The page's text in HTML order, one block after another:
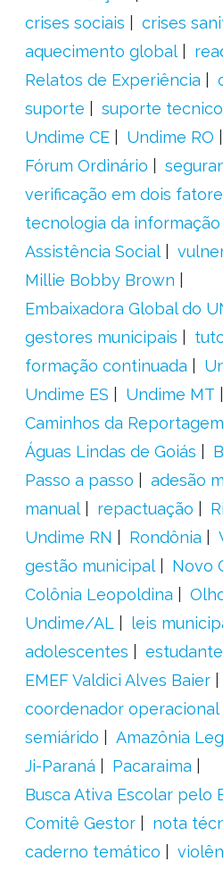
crises sociais
crises
aquecimento global
Relatos de Experiência
suporte
suporte tecnico
Undime CE
Undime RO
Fórum Ordinário
verificação em dois
tecnologia da informação
Assistência Social
Millie Bobby Brown
Embaixadora Global do
gestores municipais
formação continuada
Undime ES
Undime MT
Caminhos da Reportagem
Águas Lindas de Goiás
Passo a passo
adesão
manual
repactuação
Undime RN
Rondônia
gestão municipal
Novo
Colônia Leopoldina
Undime/AL
leis
adolescentes
estudante
EMEF Valdici Alves Baier
coordenador operacional
semiárido
Amazônia
Ji-Paraná
Pacaraima
Busca Ativa Escolar pelo
Comitê Gestor
nota
caderno temático